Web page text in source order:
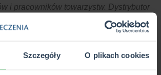
Szczegóły O plikach cookies
i pracowników towarzystw. Dystrybutor
in. szczegółowo zbadać potrzeby klienta,
i porównać dostępną ofertę
Ubezpieczenia z Torunia.